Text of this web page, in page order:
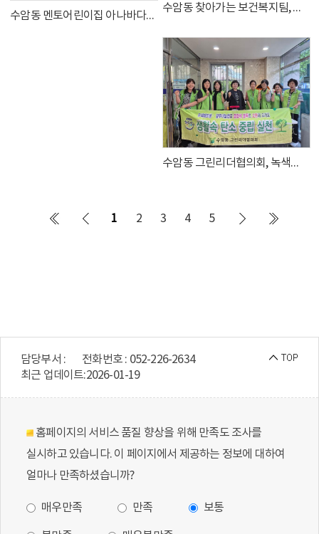
수암동 멘토어린이집 아나바다행사 수익금 100만원 기부
수암동 찾아가는 보건복지팀, 건강부터 안부까지 운영
수암동 그린리더협의회, 녹색생활실천 캠페인 실시
1 2 3 4 5
담당부서 :
전화번호 : 052-226-2634
최근 업데이트:2026-01-19
홈페이지의 서비스 품질 향상을 위해 만족도 조사를
실시하고 있습니다. 이 페이지에서 제공하는 정보에 대하여
얼마나 만족하셨습니까?
매우만족 만족 보통